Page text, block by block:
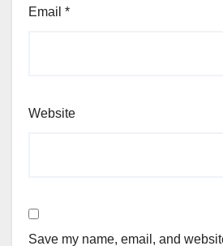
Email *
Website
Save my name, email, and